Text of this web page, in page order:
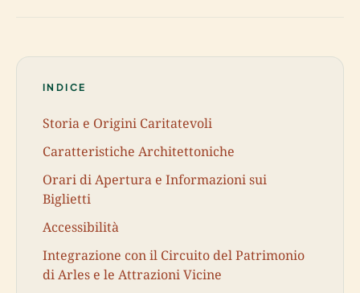
INDICE
Storia e Origini Caritatevoli
Caratteristiche Architettoniche
Orari di Apertura e Informazioni sui
Biglietti
Accessibilità
Integrazione con il Circuito del Patrimonio
di Arles e le Attrazioni Vicine